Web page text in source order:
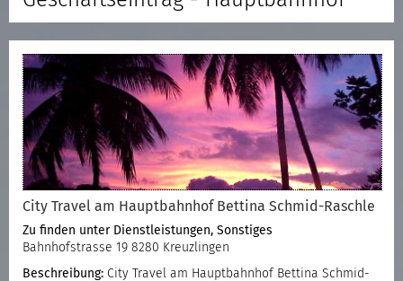
City Travel am Hauptbahnhof Bettina Schmid-Raschle
Zu finden unter Dienstleistungen, Sonstiges
Bahnhofstrasse 19 8280 Kreuzlingen
Beschreibung: City Travel am Hauptbahnhof Bettina Schmid-